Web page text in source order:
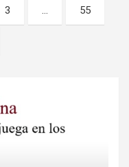
3 … 55